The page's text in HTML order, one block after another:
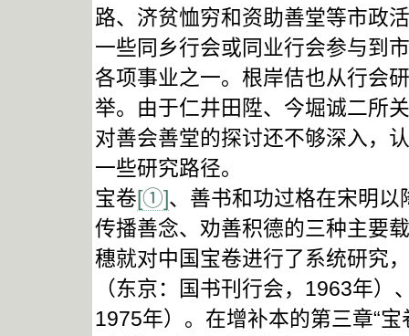
路、济贫恤穷和资助善堂等市政
一些同乡行会或同业行会参与到
各项事业之一。根岸佶也从行会
举。由于仁井田陞、今堀诚二所
对善会善堂的探讨还不够深入，
一些研究路径。
宝卷[①]、善书和功过格在宋明
传播善念、劝善积德的三种主要
穗就对中国宝卷进行了系统研究
（东京：国书刊行会，1963年
1975年）。在增补本的第三章“